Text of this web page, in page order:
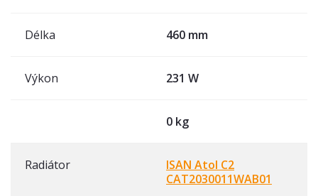
Délka 460 mm
Výkon 231 W
0 kg
Radiátor
ISAN Atol C2
CAT2030011WAB01